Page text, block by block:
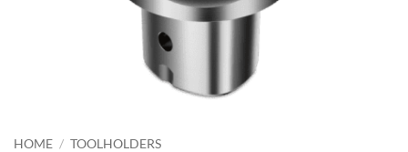
HOME / TOOLHOLDERS